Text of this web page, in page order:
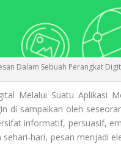
Dalam Sebuah Perangkat
Melalui Suatu Aplikasi
di sampaikan oleh
informatif, persuasif,
hari, pesan menjadi